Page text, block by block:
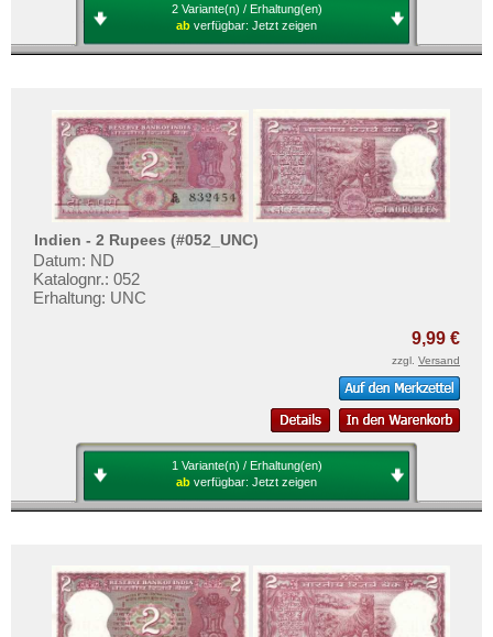
2 Variante(n) / Erhaltung(en)
ab verfügbar: Jetzt zeigen
Indien - 2 Rupees (#052_UNC)
Datum: ND
Katalognr.: 052
Erhaltung: UNC
9,99 €
zzgl. Versand
1 Variante(n) / Erhaltung(en)
ab verfügbar: Jetzt zeigen